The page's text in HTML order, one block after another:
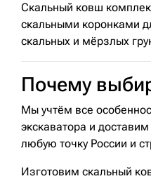
Скальный ковш
скальными коронками
скальных и мёрзлых
Почему
Мы учтём все
экскаватора и
любую точку России и
Изготовим скальный